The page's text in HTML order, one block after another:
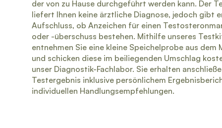
der von zu Hause durchgeführt werden kann. Der
liefert Ihnen keine ärztliche Diagnose, jedoch gibt
Aufschluss, ob Anzeichen für einen
oder -überschuss bestehen. Mithilfe unseres
entnehmen Sie eine kleine Speichelprobe aus dem
und schicken diese im beiliegenden Umschlag
unser Diagnostik-Fachlabor. Sie erhalten
Testergebnis inklusive persönlichem
individuellen Handlungsempfehlungen.